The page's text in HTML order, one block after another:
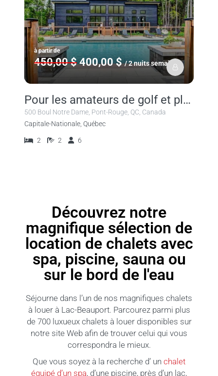
à partir de
450,00 $ 400,00 $ / 2 nuits semaine
Pour les amateurs de golf et plein air!
500 Boul Notre Dame, Pont-Rouge, QC, Canada
Capitale-Nationale, Québec
2 2 6
Découvrez notre
magnifique sélection de
location de chalets avec
spa, piscine, sauna ou
sur le bord de l'eau
Séjourne dans l’un de nos magnifiques chalets
à louer à Lac-Beauport. Parcourez parmi plus
de 700 luxueux chalets à louer disponibles sur
notre site Web afin de trouver celui qui vous
correspondra le mieux.
Que vous soyez à la recherche d’ un chalet
équipé d’un spa, d’une piscine, près d’un lac,